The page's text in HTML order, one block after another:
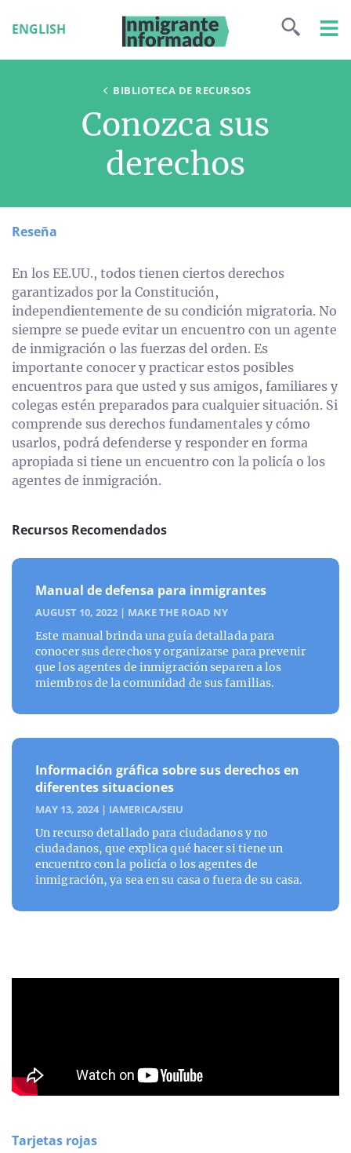
ENGLISH
BIBLIOTECA DE RECURSOS
Conozca sus
derechos
Reseña
En los EE.UU., todos tienen ciertos derechos
garantizados por la Constitución,
independientemente de su condición migratoria. No
siempre se puede evitar un encuentro con un agente
de inmigración o las fuerzas del orden. Es
importante conocer y practicar estos posibles
encuentros para que usted y sus amigos, familiares y
colegas estén preparados para cualquier situación. Si
comprende sus derechos fundamentales y cómo
usarlos, podrá defenderse y responder en forma
apropiada si tiene un encuentro con la policía o los
agentes de inmigración.
Recursos Recomendados
Manual de defensa para inmigrantes
AUGUST 10, 2022 | MAKE THE ROAD NY
Este manual brinda una guía detallada para
conocer sus derechos y organizarse para prevenir
que los agentes de inmigración separen a los
miembros de la comunidad de sus familias.
Información gráfica sobre sus derechos en
diferentes situaciones
MAY 13, 2024 | IAMERICA/SEIU
Un recurso detallado para ciudadanos y no
ciudadanos, que explica qué hacer si tiene un
encuentro con la policía o los agentes de
inmigración, ya sea en su casa o fuera de su casa.
Tarjetas rojas